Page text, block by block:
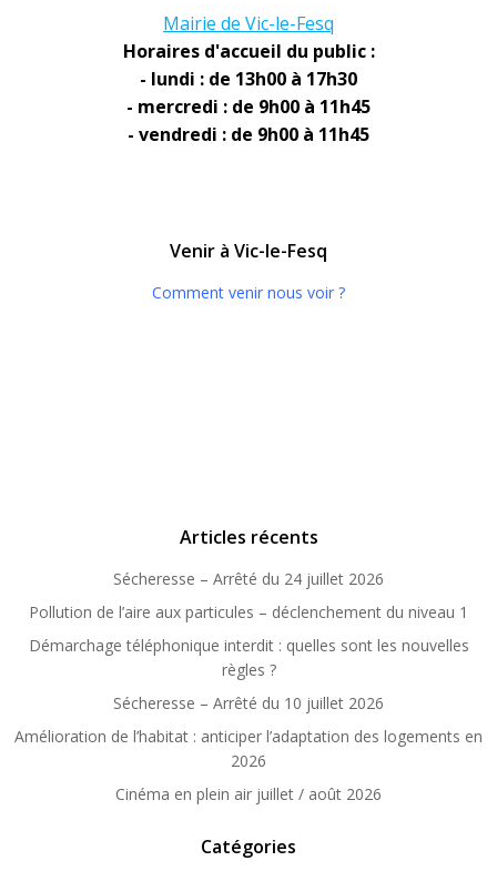
Mairie de Vic-le-Fesq
Horaires d'accueil du public :
- lundi : de 13h00 à 17h30
- mercredi : de 9h00 à 11h45
- vendredi : de 9h00 à 11h45
Venir à Vic-le-Fesq
Comment venir nous voir ?
Articles récents
Sécheresse – Arrêté du 24 juillet 2026
Pollution de l’aire aux particules – déclenchement du niveau 1
Démarchage téléphonique interdit : quelles sont les nouvelles
règles ?
Sécheresse – Arrêté du 10 juillet 2026
Amélioration de l’habitat : anticiper l’adaptation des logements en
2026
Cinéma en plein air juillet / août 2026
Catégories